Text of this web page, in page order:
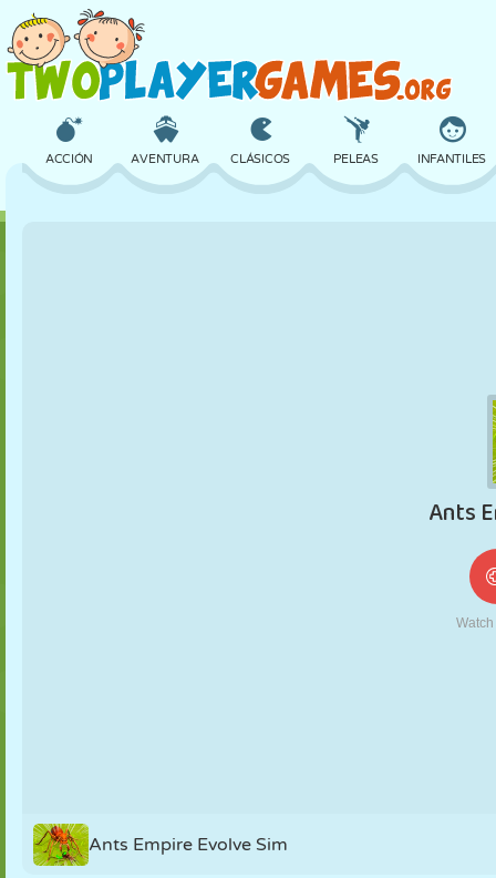
ACCIÓN AVENTURA CLÁSICOS PELEAS INFANTILES
ROBOTS
Ants Empire Evolve Sim